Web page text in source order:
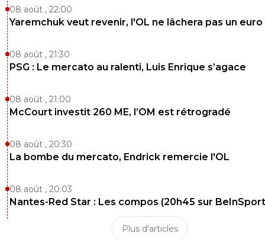
08 août , 22:00
Yaremchuk veut revenir, l'OL ne lâchera pas un euro
08 août , 21:30
PSG : Le mercato au ralenti, Luis Enrique s’agace
08 août , 21:00
McCourt investit 260 ME, l’OM est rétrogradé
08 août , 20:30
La bombe du mercato, Endrick remercie l'OL
08 août , 20:03
Nantes-Red Star : Les compos (20h45 sur
Plus d'articles